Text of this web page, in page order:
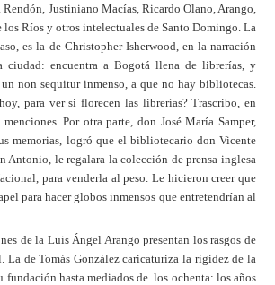
Rendón, Justiniano Macías, Ricardo Olano, Arango,
Ríos y otros intelectuales de Santo Domingo. La
es la de Christopher Isherwood, en la narración
ciudad: encuentra a Bogotá llena de librerías, y
non sequitur inmenso, a que no hay bibliotecas.
para ver si florecen las librerías? Trascribo, en
Por otra parte, don José María Samper,
memorias, logró que el bibliotecario don Vicente
Antonio, le regalara la colección de prensa inglesa
para venderla al peso. Le hicieron creer que
para hacer globos inmensos que entretendrían al
de la Luis Ángel Arango presentan los rasgos de
La de Tomás González caricaturiza la rigidez de la
fundación hasta mediados de los ochenta: los años